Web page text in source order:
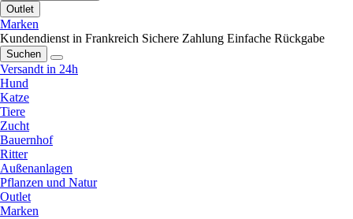
Outlet
Marken
Kundendienst in Frankreich Sichere Zahlung Einfache Rückgabe
Suchen
Versandt in 24h
Hund
Katze
Tiere
Zucht
Bauernhof
Ritter
Außenanlagen
Pflanzen und Natur
Outlet
Marken